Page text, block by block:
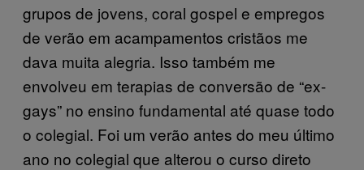
grupos de jovens, coral gospel e empregos
de verão em acampamentos cristãos me
dava muita alegria. Isso também me
envolveu em terapias de conversão de “ex-
gays” no ensino fundamental até quase todo
o colegial. Foi um verão antes do meu último
ano no colegial que alterou o curso direto